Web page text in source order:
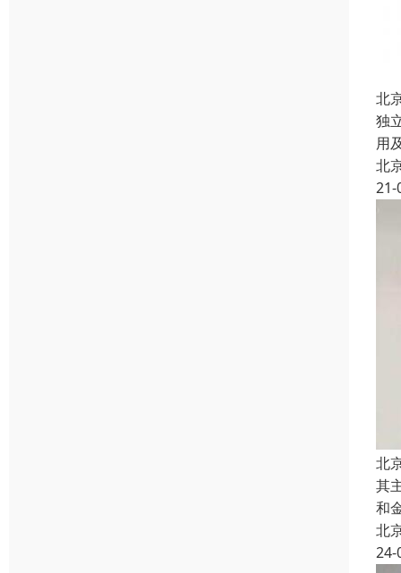
北
独
用
北
21-
北
其
和
北
24-